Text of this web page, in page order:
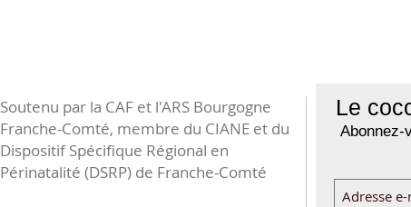
Le
Abonnez-
Soutenu par la CAF et l'ARS Bourgogne
Franche-Comté, membre du CIANE et du
Dispositif Spécifique Régional en
Périnatalité (DSRP) de Franche-Comté